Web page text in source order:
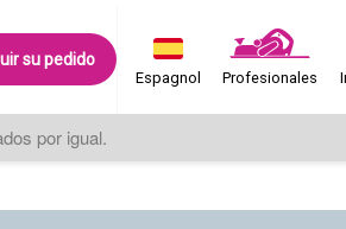
su pedido
Espagnol Profesionales
por igual.